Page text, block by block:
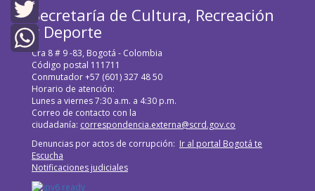
Facebook
Twitter
WhatsApp
Secretaría de Cultura, Recreación
y Deporte
Cra 8 # 9 -83, Bogotá - Colombia
Código postal 111711
Conmutador +57 (601) 327 48 50
Horario de atención:
Lunes a viernes 7:30 a.m. a 4:30 p.m.
Correo de contacto con la
ciudadanía: correspondencia.externa@scrd.gov.co
Denuncias por actos de corrupción: Ir al portal Bogotá te
Escucha
Notificaciones judiciales